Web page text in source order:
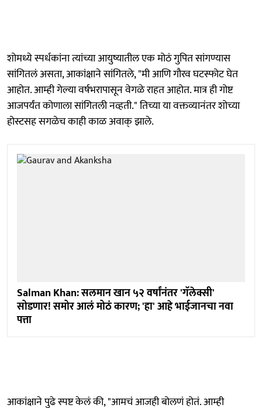
शोमध्ये स्पर्धकांना त्यांच्या आयुष्यातील एक मोठं गुपित सांगण्यास
सांगितलं असता, आकांक्षाने सांगितले, "मी आणि गौरव घटस्फोट घेत
आहोत. आम्ही गेल्या वर्षभरापासून वेगळे राहत आहोत. मात्र ही गोष्ट
आजपर्यंत कोणाला सांगितली नव्हती." तिच्या या वक्तव्यानंतर शोच्या
होस्टसह सगळेच काही काळ अवाक् झाले.
Salman Khan: सलमान खान ५२ वर्षांनंतर 'गॅलेक्सी'
सोडणार! समोर आलं मोठं कारण; 'हा' आहे भाईजानचा नवा
पत्ता
आकांक्षाने पुढे स्पष्ट केलं की, "आमचं आजही बोलणं होतं. आम्ही